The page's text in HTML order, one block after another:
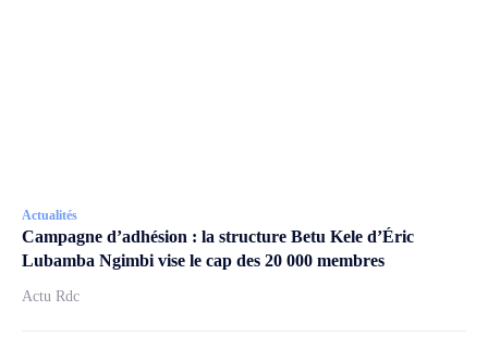
Actualités
Campagne d’adhésion : la structure Betu Kele d’Éric
Lubamba Ngimbi vise le cap des 20 000 membres
Actu Rdc